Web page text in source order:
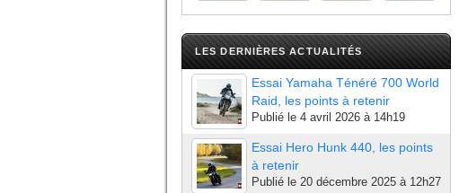
LES DERNIÈRES ACTUALITÉS
Essai Yamaha Ténéré 700 World
Raid, les points à retenir
Publié le 4 avril 2026 à 14h19
Essai Hero Hunk 440, les points
à retenir
Publié le 20 décembre 2025 à 12h27